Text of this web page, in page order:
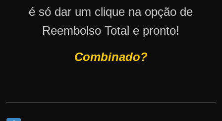
é só dar um clique na opção de
Reembolso Total e pronto!
Combinado?